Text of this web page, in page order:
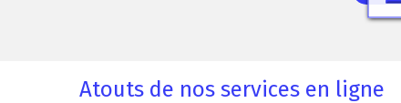
Atouts de nos services en ligne